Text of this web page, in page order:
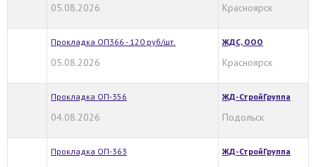
05.08.2026 Красноярск
Прокладка ОП366 - 120 руб/шт.
05.08.2026
ЖДС, ООО
Красноярск
Прокладка ОП-356
04.08.2026
ЖД-СтройГруппа
Подольск
Прокладка ОП-363 ЖД-СтройГруппа